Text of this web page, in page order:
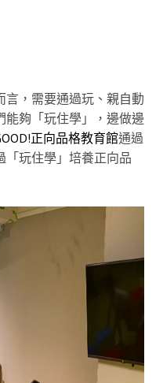
言，需要通過玩、親自動
能夠「玩住學」，邊做邊
正向品格教育館通過
「玩住學」培養正向品